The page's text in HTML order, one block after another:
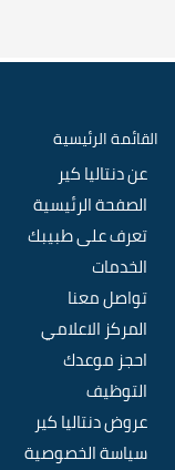
القائمة الرئيسية
عن دنتاليا كير
الصفحة الرئيسية
تعرف على طبيبك
الخدمات
تواصل معنا
المركز الاعلامي
احجز موعدك
التوظيف
عروض دنتاليا كير
سياسة الخصوصية